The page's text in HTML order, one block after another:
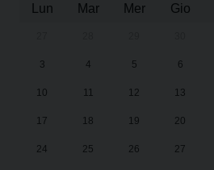
Lun
Mar Mer Gio
3 4 5 6
10 11 12 13
17 18 19 20
24 25 26 27